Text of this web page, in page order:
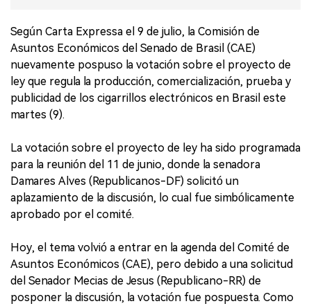
Según Carta Expressa el 9 de julio, la Comisión de
Asuntos Económicos del Senado de Brasil (CAE)
nuevamente pospuso la votación sobre el proyecto de
ley que regula la producción, comercialización, prueba y
publicidad de los cigarrillos electrónicos en Brasil este
martes (9).
La votación sobre el proyecto de ley ha sido programada
para la reunión del 11 de junio, donde la senadora
Damares Alves (Republicanos-DF) solicitó un
aplazamiento de la discusión, lo cual fue simbólicamente
aprobado por el comité.
Hoy, el tema volvió a entrar en la agenda del Comité de
Asuntos Económicos (CAE), pero debido a una solicitud
del Senador Mecias de Jesus (Republicano-RR) de
posponer la discusión, la votación fue pospuesta. Como